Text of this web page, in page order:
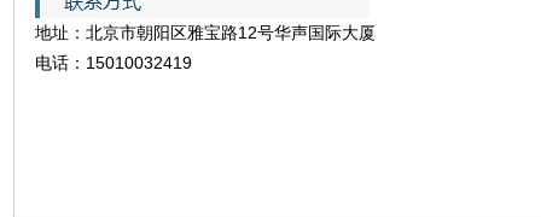
地址：北京市朝阳区雅宝路12号华声国际大厦
电话：15010032419